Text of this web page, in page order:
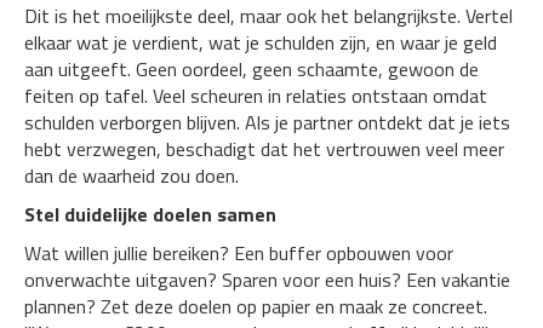
Dit is het moeilijkste deel, maar ook het belangrijkste. Vertel
elkaar wat je verdient, wat je schulden zijn, en waar je geld
aan uitgeeft. Geen oordeel, geen schaamte, gewoon de
feiten op tafel. Veel scheuren in relaties ontstaan omdat
schulden verborgen blijven. Als je partner ontdekt dat je iets
hebt verzwegen, beschadigt dat het vertrouwen veel meer
dan de waarheid zou doen.
Stel duidelijke doelen samen
Wat willen jullie bereiken? Een buffer opbouwen voor
onverwachte uitgaven? Sparen voor een huis? Een vakantie
plannen? Zet deze doelen op papier en maak ze concreet.